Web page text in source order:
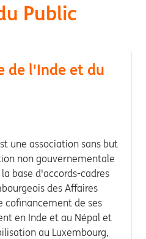
Public
de l'Inde et du
une association sans but
non gouvernementale
base d'accords-cadres
des Affaires
cofinancement de ses
en Inde et au Népal et
au Luxembourg,